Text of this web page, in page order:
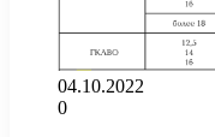
04.10.2022
0